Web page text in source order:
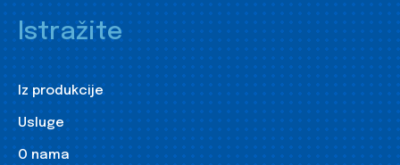
Istražite
Iz produkcije
Usluge
O nama